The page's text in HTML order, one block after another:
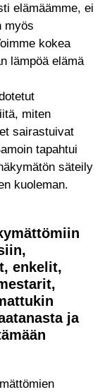
elämäämme, ei
myös
kokea
lämpöä elämä
miten
sairastuivat
tapahtui
säteily
kuoleman.
enkelit,
ja